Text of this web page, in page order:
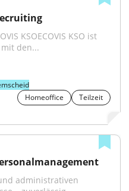
KSOECOVIS KSO ist
den...
Homeoffice
Teilzeit
administrativen